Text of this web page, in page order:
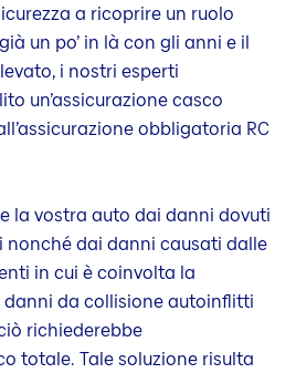
a ricoprire un ruolo
un po’ in là con gli anni e il
i nostri esperti
un’assicurazione casco
obbligatoria RC
la vostra auto dai danni dovuti
dai danni causati dalle
in cui è coinvolta la
danni da collisione autoinflitti
richiederebbe
totale. Tale soluzione risulta